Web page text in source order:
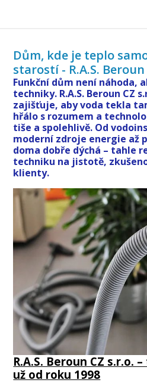
Dům, kde je teplo
starostí - R.A.S. Beroun
Funkční dům není náhoda,
techniky. R.A.S. Beroun CZ
zajišťuje, aby voda tekla
hřálo s rozumem a
tiše a spolehlivě. Od
moderní zdroje energie až
doma dobře dýchá – tahle
techniku na jistotě,
klienty.
R.A.S. Beroun CZ s.r.o.
už od roku 1998